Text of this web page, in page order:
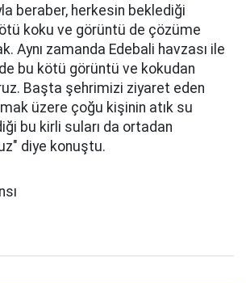
beraber, herkesin beklediği
koku ve görüntü de çözüme
Aynı zamanda Edebali havzası ile
bu kötü görüntü ve kokudan
Başta şehrimizi ziyaret eden
üzere çoğu kişinin atık su
bu kirli suları da ortadan
diye konuştu.